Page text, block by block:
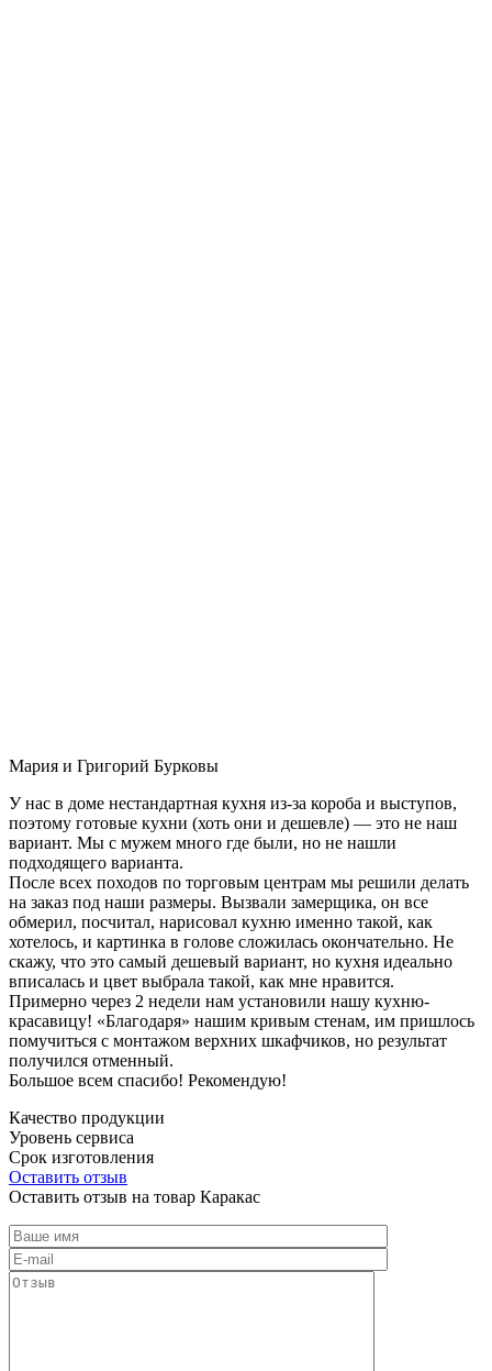
Мария и Григорий Бурковы
У нас в доме нестандартная кухня из-за короба и выступов,
поэтому готовые кухни (хоть они и дешевле) — это не наш
вариант. Мы с мужем много где были, но не нашли
подходящего варианта.
После всех походов по торговым центрам мы решили делать
на заказ под наши размеры. Вызвали замерщика, он все
обмерил, посчитал, нарисовал кухню именно такой, как
хотелось, и картинка в голове сложилась окончательно. Не
скажу, что это самый дешевый вариант, но кухня идеально
вписалась и цвет выбрала такой, как мне нравится.
Примерно через 2 недели нам установили нашу кухню-
красавицу! «Благодаря» нашим кривым стенам, им пришлось
помучиться с монтажом верхних шкафчиков, но результат
получился отменный.
Большое всем спасибо! Рекомендую!
Качество продукции
Уровень сервиса
Срок изготовления
Оставить отзыв
Оставить отзыв на товар Каракас